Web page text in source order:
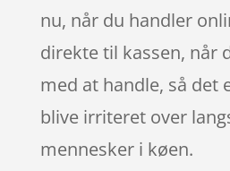
nu, når du handler
direkte til kassen, når
med at handle, så det
blive irriteret over
mennesker i køen.